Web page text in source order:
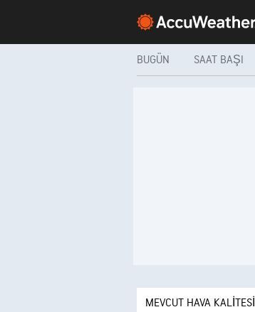
BUGÜN SAAT BAŞI
MEVCUT HAVA KALITESI